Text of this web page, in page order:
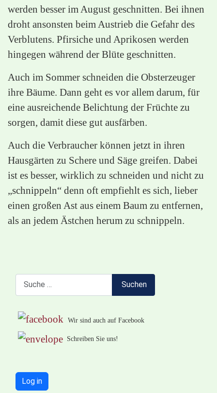
werden besser im August geschnitten. Bei ihnen
droht ansonsten beim Austrieb die Gefahr des
Verblutens. Pfirsiche und Aprikosen werden
hingegen während der Blüte geschnitten.
Auch im Sommer schneiden die Obsterzeuger
ihre Bäume. Dann geht es vor allem darum, für
eine ausreichende Belichtung der Früchte zu
sorgen, damit diese gut ausfärben.
Auch die Verbraucher können jetzt in ihren
Hausgärten zu Schere und Säge greifen. Dabei
ist es besser, wirklich zu schneiden und nicht zu
„schnippeln“ denn oft empfiehlt es sich, lieber
einen großen Ast aus einem Baum zu entfernen,
als an jedem Ästchen herum zu schnippeln.
Suchen
Wir sind auch auf Facebook
Schreiben Sie uns!
Log in